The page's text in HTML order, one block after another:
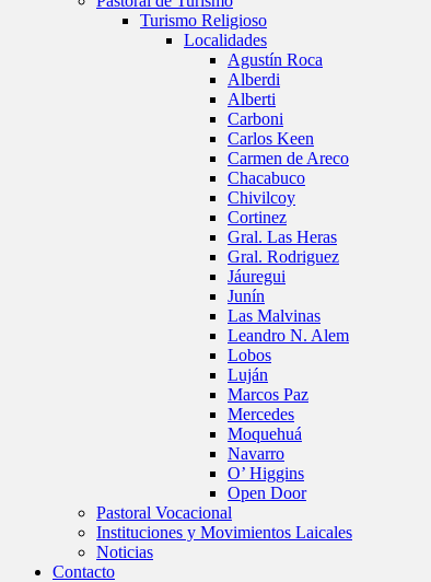
Turismo Religioso
Localidades
Agustín Roca
Alberdi
Alberti
Carboni
Carlos Keen
Carmen de Areco
Chacabuco
Chivilcoy
Cortinez
Gral. Las Heras
Gral. Rodriguez
Jáuregui
Junín
Las Malvinas
Leandro N. Alem
Lobos
Luján
Marcos Paz
Mercedes
Moquehuá
Navarro
O’ Higgins
Open Door
Pastoral Vocacional
Instituciones y Movimientos Laicales
Noticias
Contacto